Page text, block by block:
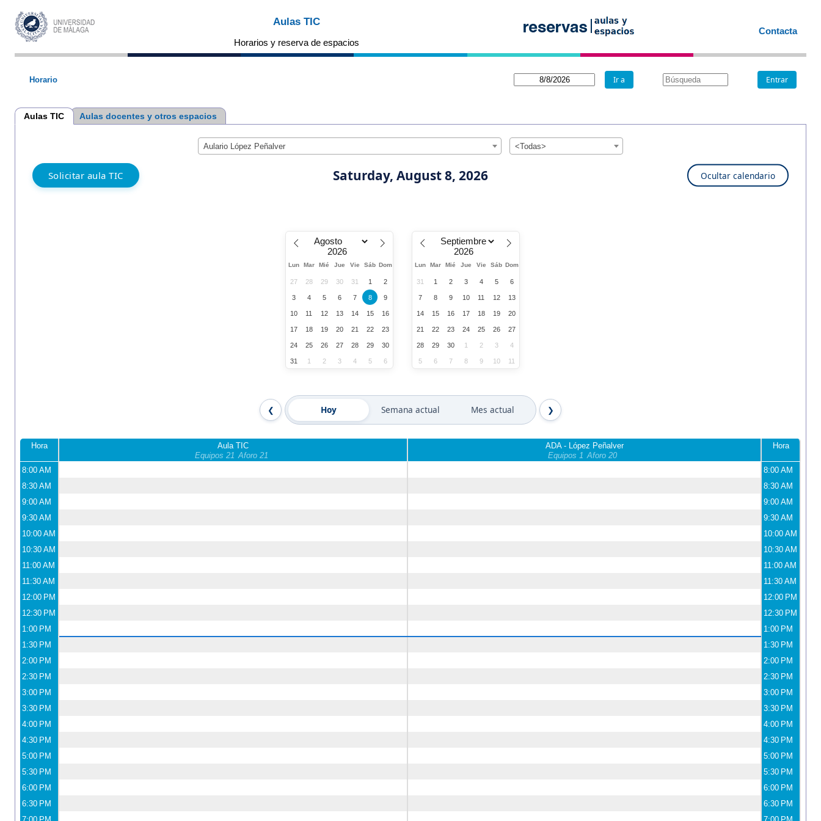
Aulas TIC
Horarios y reserva de espacios
Contacta
Horario
Aulas TIC Aulas docentes y otros espacios
Aulario López Peñalver <Todas>
Solicitar aula TIC Saturday, August 8, 2026 Ocultar calendario
Lun Mar Mié Jue Vie Sáb Dom
27 28 29 30 31 1 2
3 4 5 6 7 8 9
10 11 12 13 14 15 16
17 18 19 20 21 22 23
24 25 26 27 28 29 30
31 1 2 3 4 5 6
Lun Mar Mié Jue Vie Sáb Dom
31 1 2 3 4 5 6
7 8 9 10 11 12 13
14 15 16 17 18 19 20
21 22 23 24 25 26 27
28 29 30 1 2 3 4
5 6 7 8 9 10 11
Hoy Semana actual Mes actual
Hora
Aula TIC
Equipos 21 Aforo 21
ADA - López Peñalver
Equipos 1 Aforo 20
Hora
8:00 AM
8:00 AM
8:30 AM
8:30 AM
9:00 AM
9:00 AM
9:30 AM
9:30 AM
10:00 AM
10:00 AM
10:30 AM
10:30 AM
11:00 AM
11:00 AM
11:30 AM
11:30 AM
12:00 PM
12:00 PM
12:30 PM
12:30 PM
1:00 PM
1:00 PM
1:30 PM
1:30 PM
2:00 PM
2:00 PM
2:30 PM
2:30 PM
3:00 PM
3:00 PM
3:30 PM
3:30 PM
4:00 PM
4:00 PM
4:30 PM
4:30 PM
5:00 PM
5:00 PM
5:30 PM
5:30 PM
6:00 PM
6:00 PM
6:30 PM
6:30 PM